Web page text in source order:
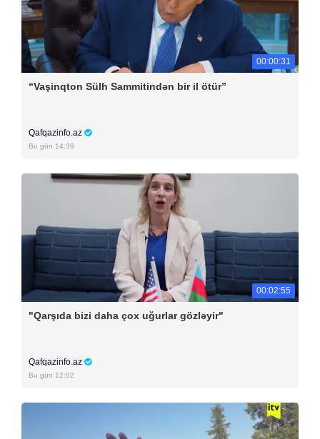
00:00:31
“Vaşinqton Sülh Sammitindən bir il ötür”
Qafqazinfo.az
Bu gün 14:39
00:02:55
"Qarşıda bizi daha çox uğurlar gözləyir"
Qafqazinfo.az
Bu gün 12:02